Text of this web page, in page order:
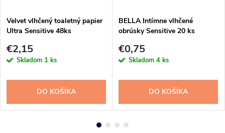
Velvet vlhčený toaletný papier
Ultra Sensitive 48ks
€2,15
Skladom 1 ks
DO KOŠÍKA
BELLA Intímne vlhčené
obrúsky Sensitive 20 ks
€0,75
Skladom 4 ks
DO KOŠÍKA